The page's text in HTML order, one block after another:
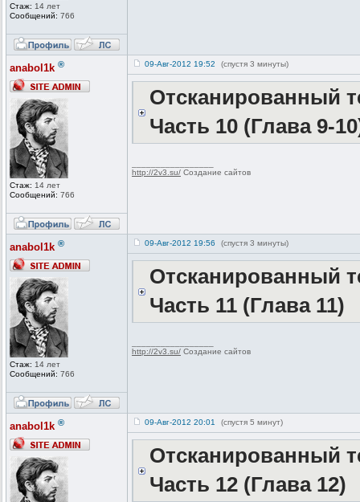
Стаж: 14 лет
Сообщений: 766
anabol1k ®
Стаж: 14 лет
Сообщений: 766
09-Авг-2012 19:52 (спустя 3 минуты)
Отсканированный
Часть 10 (Глава 9-
http://2v3.su/ Создание сайтов
anabol1k ®
Стаж: 14 лет
Сообщений: 766
09-Авг-2012 19:56 (спустя 3 минуты)
Отсканированный
Часть 11 (Глава 11)
http://2v3.su/ Создание сайтов
anabol1k ® 09-Авг-2012 20:01 (спустя 5 минут)
Отсканированный
Часть 12 (Глава 12)